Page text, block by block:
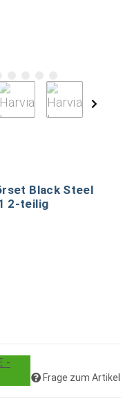
Black Steel
2-teilig
-
Frage zum Artikel